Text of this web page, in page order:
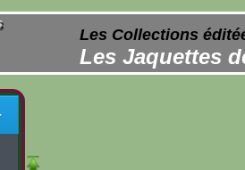
Les Collections
Les Jaquettes